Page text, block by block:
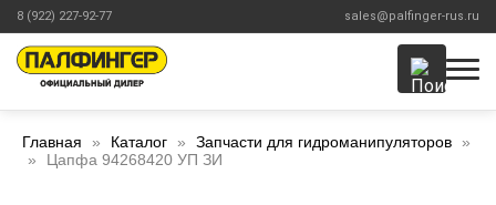
8 (922) 227-92-77 sales@palfinger-rus.ru
Главная Каталог
Запчасти для гидроманипуляторов
Цапфа 94268420 УП ЗИ